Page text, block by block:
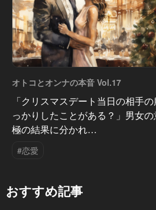
オトコとオンナの本音 Vol.17
「クリスマスデート当日の相手
っかりしたことがある？」男女
極の結果に分かれ…
#恋愛
おすすめ記事